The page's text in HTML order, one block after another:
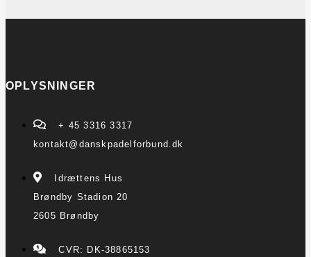
OPLYSNINGER
+ 45 3316 3317
kontakt@danskpadelforbund.dk
Idrættens Hus
Brøndby Stadion 20
2605 Brøndby
CVR: DK-38865153